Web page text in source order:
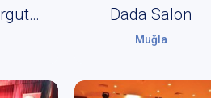
D-Marin Turgutreis Dada Salon
Muğla